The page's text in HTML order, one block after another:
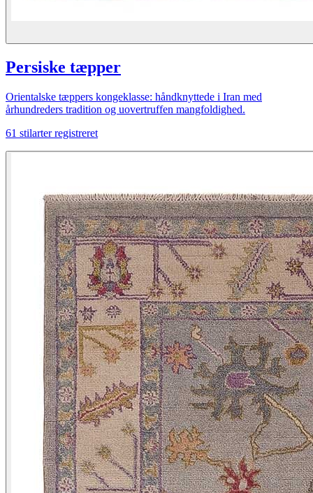
Persiske tæpper
Orientalske tæppers kongeklasse: håndknyttede i Iran med
århundreders tradition og uovertruffen mangfoldighed.
61 stilarter registreret